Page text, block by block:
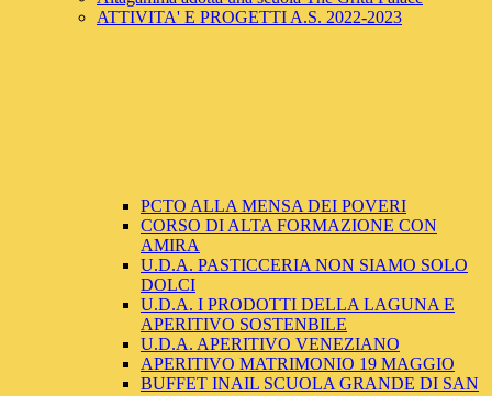
ATTIVITA' E PROGETTI A.S. 2022-2023
PCTO ALLA MENSA DEI POVERI
CORSO DI ALTA FORMAZIONE CON
AMIRA
U.D.A. PASTICCERIA NON SIAMO SOLO
DOLCI
U.D.A. I PRODOTTI DELLA LAGUNA E
APERITIVO SOSTENBILE
U.D.A. APERITIVO VENEZIANO
APERITIVO MATRIMONIO 19 MAGGIO
BUFFET INAIL SCUOLA GRANDE DI SAN